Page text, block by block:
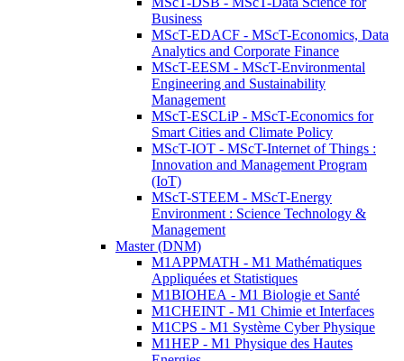
Business
MScT-EDACF - MScT-Economics, Data
Analytics and Corporate Finance
MScT-EESM - MScT-Environmental
Engineering and Sustainability
Management
MScT-ESCLiP - MScT-Economics for
Smart Cities and Climate Policy
MScT-IOT - MScT-Internet of Things :
Innovation and Management Program
(IoT)
MScT-STEEM - MScT-Energy
Environment : Science Technology &
Management
Master (DNM)
M1APPMATH - M1 Mathématiques
Appliquées et Statistiques
M1BIOHEA - M1 Biologie et Santé
M1CHEINT - M1 Chimie et Interfaces
M1CPS - M1 Système Cyber Physique
M1HEP - M1 Physique des Hautes